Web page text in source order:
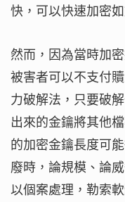
快，可以快速加密
然而，因為當時加
被害者可以不支付
力破解法，只要破
出來的金鑰將其他
的加密金鑰長度可
廢時，論規模、論
以個案處理，勒索